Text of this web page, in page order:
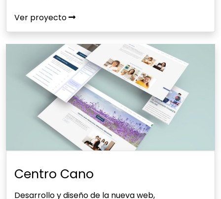
Ver proyecto
Centro Cano
Desarrollo y diseño de la nueva web,